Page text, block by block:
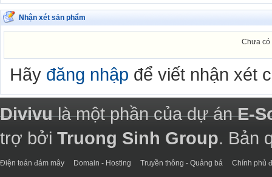
Nhận xét sản phẩm
Chưa có
Hãy đăng nhập để viết nhận xét
Divivulà một phần của dự ánE-
trợ bởi Truong Sinh Group. Bản
Điện toán đám mây Domain - Hosting Truyền thông - Quảng bá Chính phủ